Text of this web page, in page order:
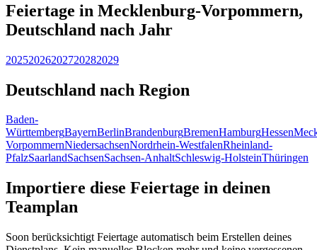
Feiertage in Mecklenburg-Vorpommern,
Deutschland nach Jahr
20252026202720282029
Deutschland nach Region
Baden-
WürttembergBayernBerlinBrandenburgBremenHamburgHessen
VorpommernNiedersachsenNordrhein-WestfalenRheinland-
PfalzSaarlandSachsenSachsen-AnhaltSchleswig-HolsteinThüringen
Importiere diese Feiertage in deinen
Teamplan
Soon berücksichtigt Feiertage automatisch beim Erstellen deines